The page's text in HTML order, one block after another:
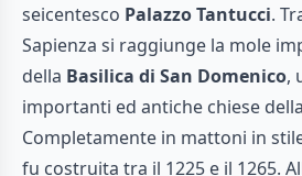
seicentesco Palazzo Tantucci.
Sapienza si raggiunge la mole
della Basilica di San Domenico,
importanti ed antiche chiese
Completamente in mattoni in
fu costruita tra il 1225 e il 1265.